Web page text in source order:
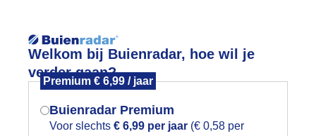
Welkom bij Buienradar, hoe wil je
verder gaan?
Premium € 6,99 / jaar
Buienradar Premium
Voor slechts € 6,99 per jaar (€ 0,58 per
Lees meer.